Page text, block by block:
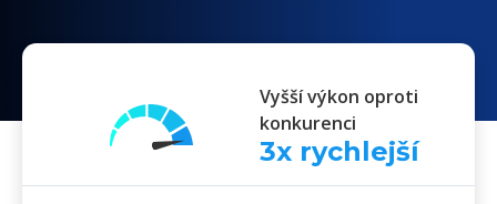
Vyšší výkon oproti
konkurenci
3x rychlejší